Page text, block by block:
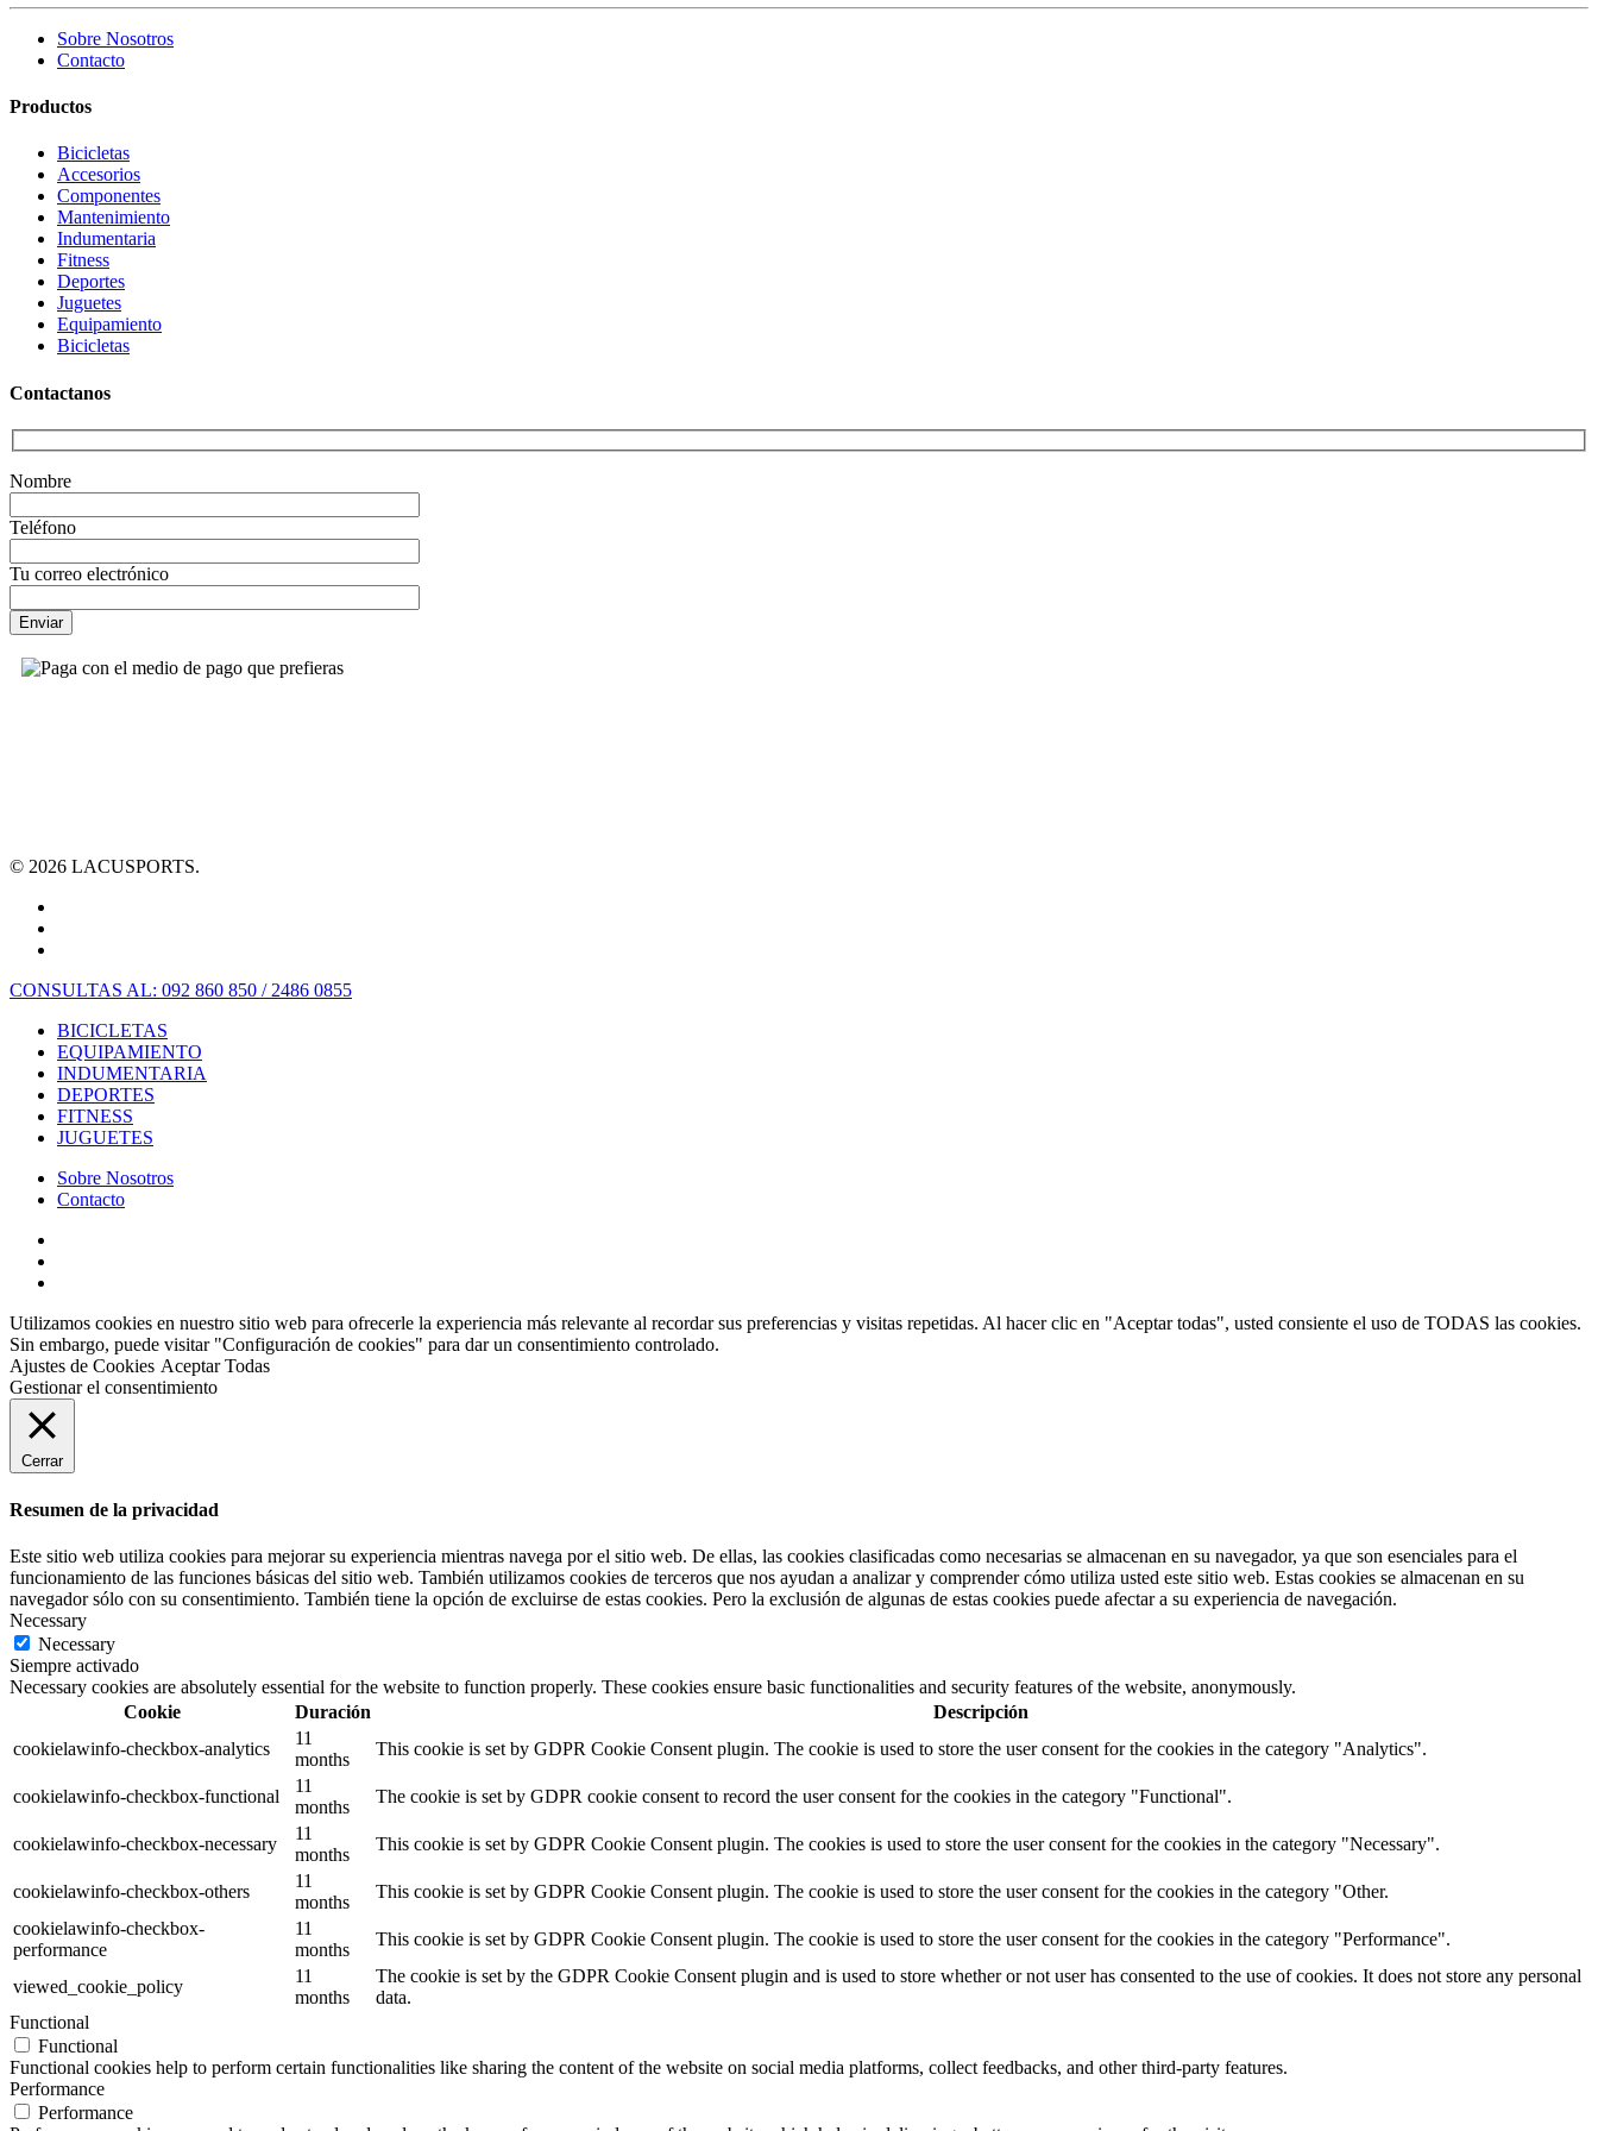
Sobre Nosotros
Contacto
Productos
Bicicletas
Accesorios
Componentes
Mantenimiento
Indumentaria
Fitness
Deportes
Juguetes
Equipamiento
Bicicletas
Contactanos
Nombre
Teléfono
Tu correo electrónico
© 2026 LACUSPORTS.
CONSULTAS AL: 092 860 850 / 2486 0855
BICICLETAS
EQUIPAMIENTO
INDUMENTARIA
DEPORTES
FITNESS
JUGUETES
Sobre Nosotros
Contacto
Utilizamos cookies en nuestro sitio web para ofrecerle la experiencia más relevante al recordar sus preferencias y visitas repetidas. Al hacer clic en "Aceptar todas", usted consiente el uso de TODAS las cookies.
Sin embargo, puede visitar "Configuración de cookies" para dar un consentimiento controlado.
Ajustes de Cookies Aceptar Todas
Gestionar el consentimiento
Cerrar
Resumen de la privacidad
Este sitio web utiliza cookies para mejorar su experiencia mientras navega por el sitio web. De ellas, las cookies clasificadas como necesarias se almacenan en su navegador, ya que son esenciales para el
funcionamiento de las funciones básicas del sitio web. También utilizamos cookies de terceros que nos ayudan a analizar y comprender cómo utiliza usted este sitio web. Estas cookies se almacenan en su
navegador sólo con su consentimiento. También tiene la opción de excluirse de estas cookies. Pero la exclusión de algunas de estas cookies puede afectar a su experiencia de navegación.
Necessary
Necessary
Siempre activado
Necessary cookies are absolutely essential for the website to function properly. These cookies ensure basic functionalities and security features of the website, anonymously.
Cookie
Duración
Descripción
cookielawinfo-checkbox-analytics
11
months
This cookie is set by GDPR Cookie Consent plugin. The cookie is used to store the user consent for the cookies in the category "Analytics".
cookielawinfo-checkbox-functional
11
months
The cookie is set by GDPR cookie consent to record the user consent for the cookies in the category "Functional".
cookielawinfo-checkbox-necessary
11
months
This cookie is set by GDPR Cookie Consent plugin. The cookies is used to store the user consent for the cookies in the category "Necessary".
cookielawinfo-checkbox-others
11
months
This cookie is set by GDPR Cookie Consent plugin. The cookie is used to store the user consent for the cookies in the category "Other.
cookielawinfo-checkbox-
performance
11
months
This cookie is set by GDPR Cookie Consent plugin. The cookie is used to store the user consent for the cookies in the category "Performance".
viewed_cookie_policy
11
months
The cookie is set by the GDPR Cookie Consent plugin and is used to store whether or not user has consented to the use of cookies. It does not store any personal
data.
Functional
Functional
Functional cookies help to perform certain functionalities like sharing the content of the website on social media platforms, collect feedbacks, and other third-party features.
Performance
Performance